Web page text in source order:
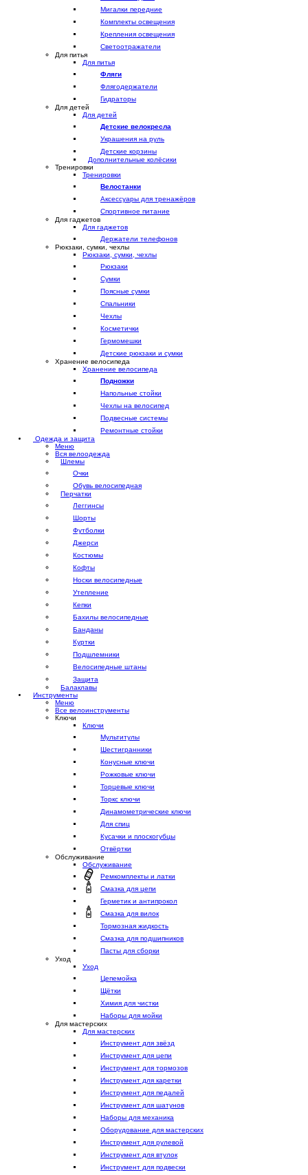
Мигалки передние
Комплекты освещения
Крепления освещения
Светоотражатели
Для питья
Для питья
Фляги
Флягодержатели
Гидраторы
Для детей
Для детей
Детские велокресла
Украшения на руль
Детские корзины
Дополнительные колёсики
Тренировки
Тренировки
Велостанки
Аксессуары для тренажёров
Спортивное питание
Для гаджетов
Для гаджетов
Держатели телефонов
Рюкзаки, сумки, чехлы
Рюкзаки, сумки, чехлы
Рюкзаки
Сумки
Поясные сумки
Спальники
Чехлы
Косметички
Гермомешки
Детские рюкзаки и сумки
Хранение велосипеда
Хранение велосипеда
Подножки
Напольные стойки
Чехлы на велосипед
Подвесные системы
Ремонтные стойки
Одежда и защита
Меню
Вся велоодежда
Шлемы
Очки
Обувь велосипедная
Перчатки
Леггинсы
Шорты
Футболки
Джерси
Костюмы
Кофты
Носки велосипедные
Утепление
Кепки
Бахилы велосипедные
Банданы
Куртки
Подшлемники
Велосипедные штаны
Защита
Балаклавы
Инструменты
Меню
Все велоинструменты
Ключи
Ключи
Мультитулы
Шестигранники
Конусные ключи
Рожковые ключи
Торцевые ключи
Торкс ключи
Динамометрические ключи
Для спиц
Кусачки и плоскогубцы
Отвёртки
Обслуживание
Обслуживание
Ремкомплекты и латки
Смазка для цепи
Герметик и антипрокол
Смазка для вилок
Тормозная жидкость
Смазка для подшипников
Пасты для сборки
Уход
Уход
Цепемойка
Щётки
Химия для чистки
Наборы для мойки
Для мастерских
Для мастерских
Инструмент для звёзд
Инструмент для цепи
Инструмент для тормозов
Инструмент для каретки
Инструмент для педалей
Инструмент для шатунов
Наборы для механика
Оборудование для мастерских
Инструмент для рулевой
Инструмент для втулок
Инструмент для подвески